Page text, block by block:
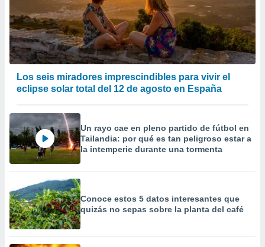
Los seis miradores imprescindibles para vivir el
eclipse solar total del 12 de agosto en España
Un rayo cae en pleno partido de fútbol en
Tailandia: por qué es tan peligroso estar a
la intemperie durante una tormenta
Conoce estos 5 datos interesantes que
quizás no sepas sobre la planta del café